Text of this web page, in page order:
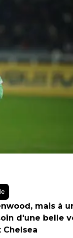
mais à
d'une belle
Chelsea